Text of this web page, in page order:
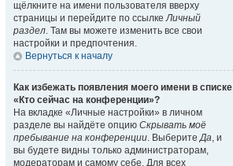
щёлкните на имени пользователя вверху
страницы и перейдите по ссылкеЛичный
раздел. Там вы можете изменить все свои
настройки и предпочтения.
Вернуться к началу
Как избежать появления моего имени в списке
«Кто сейчас на конференции»?
На вкладке «Личные настройки» в личном
разделе вы найдёте опцию Скрывать моё
пребывание на конференции. ВыберитеДа, и
вы будете видны только администраторам,
модераторам и самому себе. Для всех